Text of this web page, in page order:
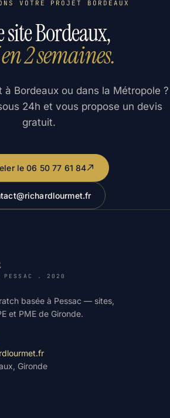
VOTRE PROJET BORDEAUX
site Bordeaux,
2 semaines.
à Bordeaux ou dans la Métropole ?
24h et vous propose un devis
gratuit.
le 06 50 77 61 84
PESSAC . 2020
basée à Pessac — sites,
et PME de Gironde.
Gironde